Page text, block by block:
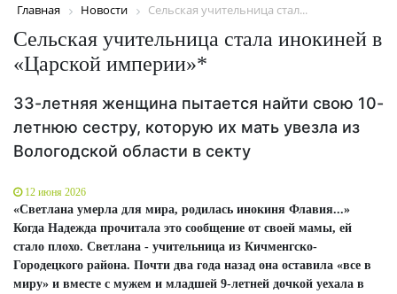
Главная Новости Сельская учительница стал...
Сельская учительница стала инокиней в
«Царской империи»*
33-летняя женщина пытается найти свою 10-
летнюю сестру, которую их мать увезла из
Вологодской области в секту
12 июня 2026
«Светлана умерла для мира, родилась инокиня Флавия...»
Когда Надежда прочитала это сообщение от своей мамы, ей
стало плохо. Светлана - учительница из Кичменгско-
Городецкого района. Почти два года назад она оставила «все в
миру» и вместе с мужем и младшей 9-летней дочкой уехала в